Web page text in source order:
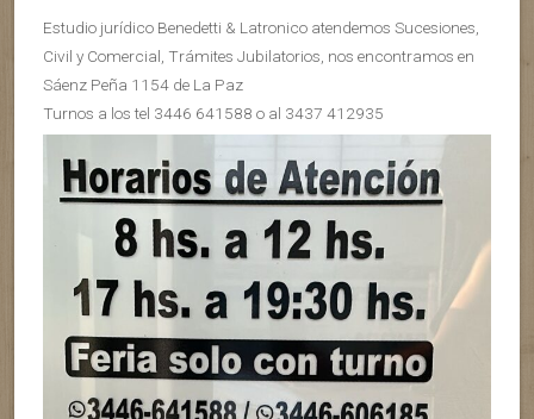
Estudio jurídico Benedetti & Latronico atendemos Sucesiones,
Civil y Comercial, Trámites Jubilatorios, nos encontramos en
Sáenz Peña 1154 de La Paz
Turnos a los tel 3446 641588 o al 3437 412935